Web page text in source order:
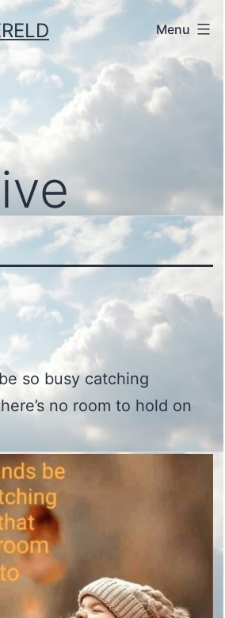
Menu
so busy catching
no room to hold on